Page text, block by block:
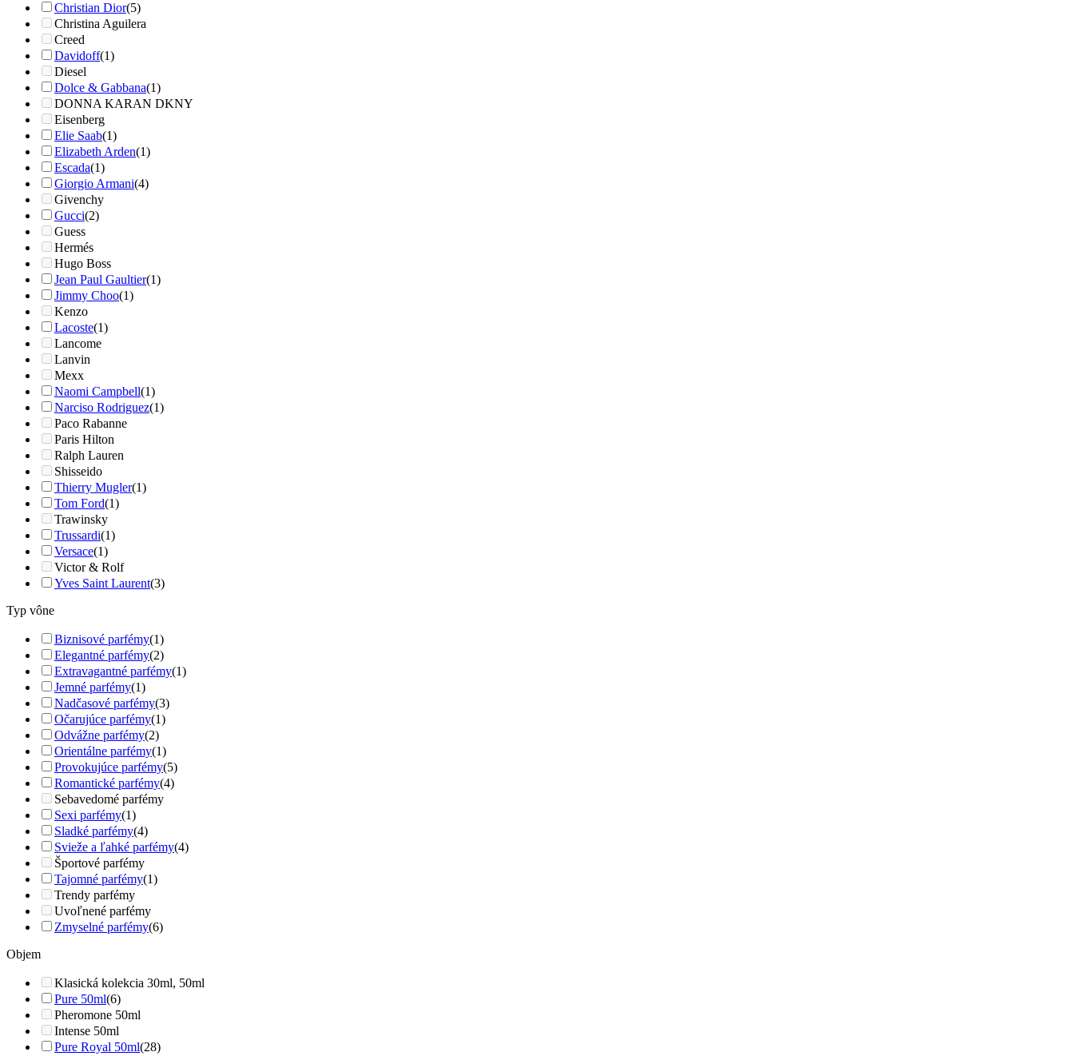
Christian Dior(5)
Christina Aguilera
Creed
Davidoff(1)
Diesel
Dolce & Gabbana(1)
DONNA KARAN DKNY
Eisenberg
Elie Saab(1)
Elizabeth Arden(1)
Escada(1)
Giorgio Armani(4)
Givenchy
Gucci(2)
Guess
Hermés
Hugo Boss
Jean Paul Gaultier(1)
Jimmy Choo(1)
Kenzo
Lacoste(1)
Lancome
Lanvin
Mexx
Naomi Campbell(1)
Narciso Rodriguez(1)
Paco Rabanne
Paris Hilton
Ralph Lauren
Shisseido
Thierry Mugler(1)
Tom Ford(1)
Trawinsky
Trussardi(1)
Versace(1)
Victor & Rolf
Yves Saint Laurent(3)
Typ vône
Biznisové parfémy(1)
Elegantné parfémy(2)
Extravagantné parfémy(1)
Jemné parfémy(1)
Nadčasové parfémy(3)
Očarujúce parfémy(1)
Odvážne parfémy(2)
Orientálne parfémy(1)
Provokujúce parfémy(5)
Romantické parfémy(4)
Sebavedomé parfémy
Sexi parfémy(1)
Sladké parfémy(4)
Svieže a ľahké parfémy(4)
Športové parfémy
Tajomné parfémy(1)
Trendy parfémy
Uvoľnené parfémy
Zmyselné parfémy(6)
Objem
Klasická kolekcia 30ml, 50ml
Pure 50ml(6)
Pheromone 50ml
Intense 50ml
Pure Royal 50ml(28)